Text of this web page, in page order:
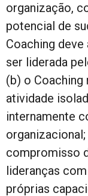
organização,
potencial de
Coaching
ser liderada
(b) o
atividade
internamente
compromisso
lideranças
próprias